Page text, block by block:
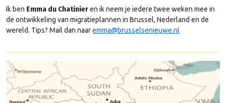
Ik ben Emma du Chatinieren ik neem je iedere twee weken mee in
de ontwikkeling van migratieplannen in Brussel, Nederland en de
wereld. Tips? Mail dan naaremma@brusselsenieuwe.nl